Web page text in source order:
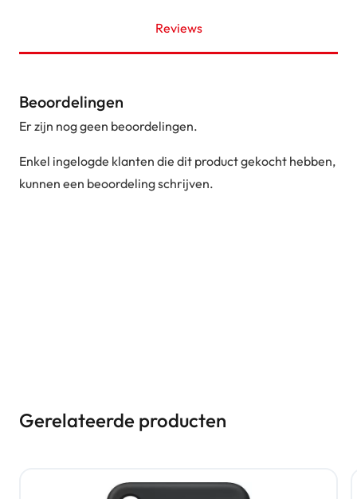
Reviews
Beoordelingen
Er zijn nog geen beoordelingen.
Enkel ingelogde klanten die dit product gekocht hebben,
kunnen een beoordeling schrijven.
Gerelateerde producten